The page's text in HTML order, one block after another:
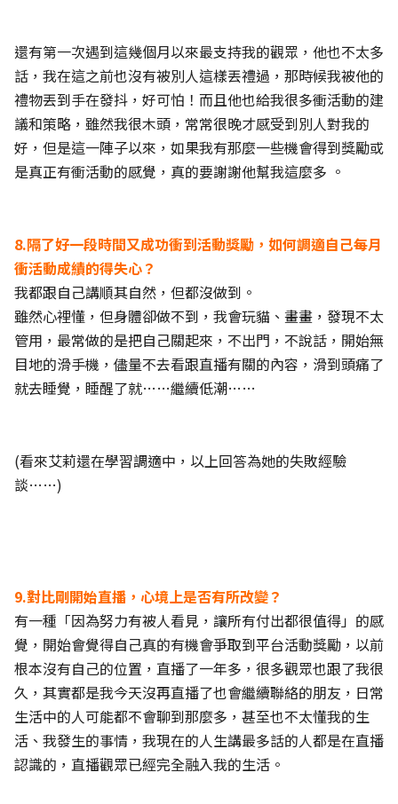
還有第一次遇到這幾個月以來最支持我的觀眾，他也不太多
話，我在這之前也沒有被別人這樣丟禮過，那時候我被他的
禮物丟到手在發抖，好可怕！而且他也給我很多衝活動的建
議和策略，雖然我很木頭，常常很晚才感受到別人對我的
好，但是這一陣子以來，如果我有那麼一些機會得到獎勵或
是真正有衝活動的感覺，真的要謝謝他幫我這麼多 。
8.隔了好一段時間又成功衝到活動獎勵，如何調適自己每月
衝活動成績的得失心？
我都跟自己講順其自然，但都沒做到。
雖然心裡懂，但身體卻做不到，我會玩貓、畫畫，發現不太
管用，最常做的是把自己關起來，不出門，不說話，開始無
目地的滑手機，儘量不去看跟直播有關的內容，滑到頭痛了
就去睡覺，睡醒了就……繼續低潮……
(看來艾莉還在學習調適中，以上回答為她的失敗經驗
談……)
9.對比剛開始直播，心境上是否有所改變？
有一種「因為努力有被人看見，讓所有付出都很值得」的感
覺，開始會覺得自己真的有機會爭取到平台活動獎勵，以前
根本沒有自己的位置，直播了一年多，很多觀眾也跟了我很
久，其實都是我今天沒再直播了也會繼續聯絡的朋友，日常
生活中的人可能都不會聊到那麼多，甚至也不太懂我的生
活、我發生的事情，我現在的人生講最多話的人都是在直播
認識的，直播觀眾已經完全融入我的生活。